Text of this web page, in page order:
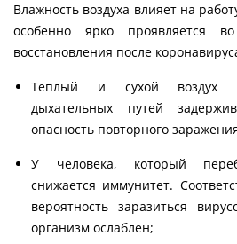
Влажность воздуха влияет на
особенно ярко проявляется
восстановления после
Теплый и сухой воздух
дыхательных путей
опасность повторного
У человека, который
снижается иммунитет.
вероятность заразиться
организм ослаблен;